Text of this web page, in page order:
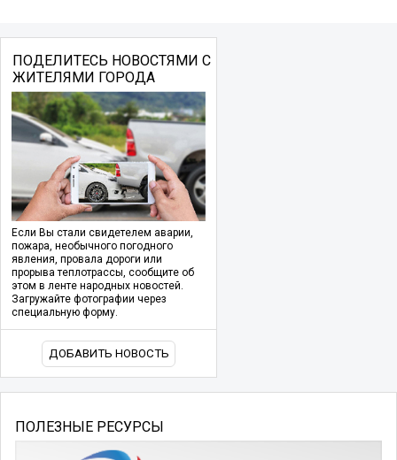
ПОДЕЛИТЕСЬ НОВОСТЯМИ С
ЖИТЕЛЯМИ ГОРОДА
Если Вы стали свидетелем аварии,
пожара, необычного погодного
явления, провала дороги или
прорыва теплотрассы, сообщите об
этом в ленте народных новостей.
Загружайте фотографии через
специальную форму.
ДОБАВИТЬ НОВОСТЬ
ПОЛЕЗНЫЕ РЕСУРСЫ